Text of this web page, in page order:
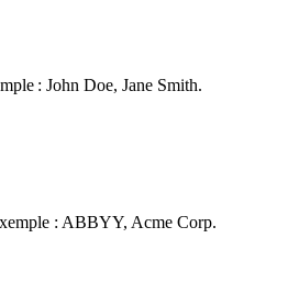
: John Doe, Jane Smith.
: ABBYY, Acme Corp.